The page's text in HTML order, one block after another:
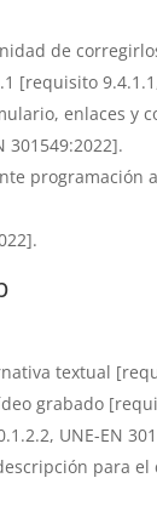
de
[requisito
enlaces y
textual
grabado
UNE-EN
para